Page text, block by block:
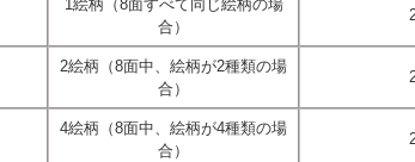
1絵柄（8面すべて同じ絵柄の場
合）
2絵柄（8面中、絵柄が2種類の場
合）
4絵柄（8面中、絵柄が4種類の場
合）